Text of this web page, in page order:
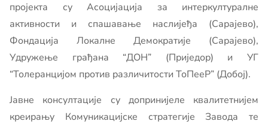
пројекта су Асоцијација за интеркултуралне
активности и спашавање наслијеђа (Сарајево),
Фондација Локалне Демократије (Сарајево),
Удружење грађана “ДОН” (Приједор) и УГ
“Толеранцијом против различитости ТоПееР” (Добој).
Јавне консултације су допринијеле квалитетнијем
креирању Комуникацијске стратегије Завода те